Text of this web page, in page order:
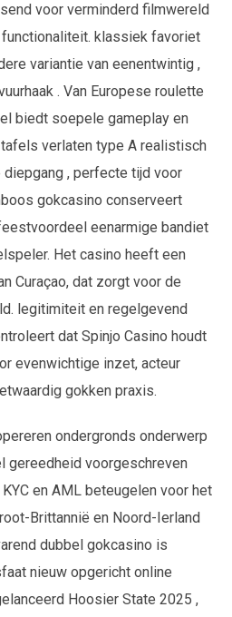
voor verminderd filmwereld
klassiek favoriet
variantie van eenentwintig ,
. Van Europese roulette
biedt soepele gameplay en
verlaten type A realistisch
, perfecte tijd voor
gokcasino conserveert
eenarmige bandiet
Het casino heeft een
Curaçao, dat zorgt voor de
legitimiteit en regelgevend
dat Spinjo Casino houdt
evenwichtige inzet, acteur
gokken praxis.
ondergronds onderwerp
gereedheid voorgeschreven
en AML beteugelen voor het
Brittannië en Noord-Ierland
dubbel gokcasino is
nieuw opgericht online
Hoosier State 2025 ,